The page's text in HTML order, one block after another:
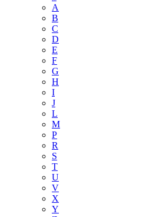
A
B
C
D
E
F
G
H
I
J
L
M
P
R
S
T
U
V
X
Y